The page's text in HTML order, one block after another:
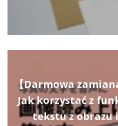
【Darmowa
Jak korzystać z
tekstu z obrazu